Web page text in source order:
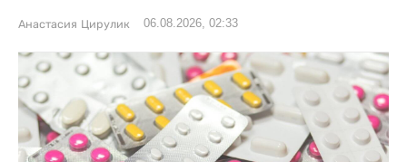
Анастасия Цирулик 06.08.2026, 02:33